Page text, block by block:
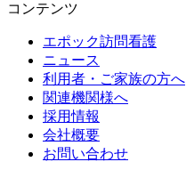
コンテンツ
エポック訪問看護
ニュース
利用者・ご家族の方へ
関連機関様へ
採用情報
会社概要
お問い合わせ